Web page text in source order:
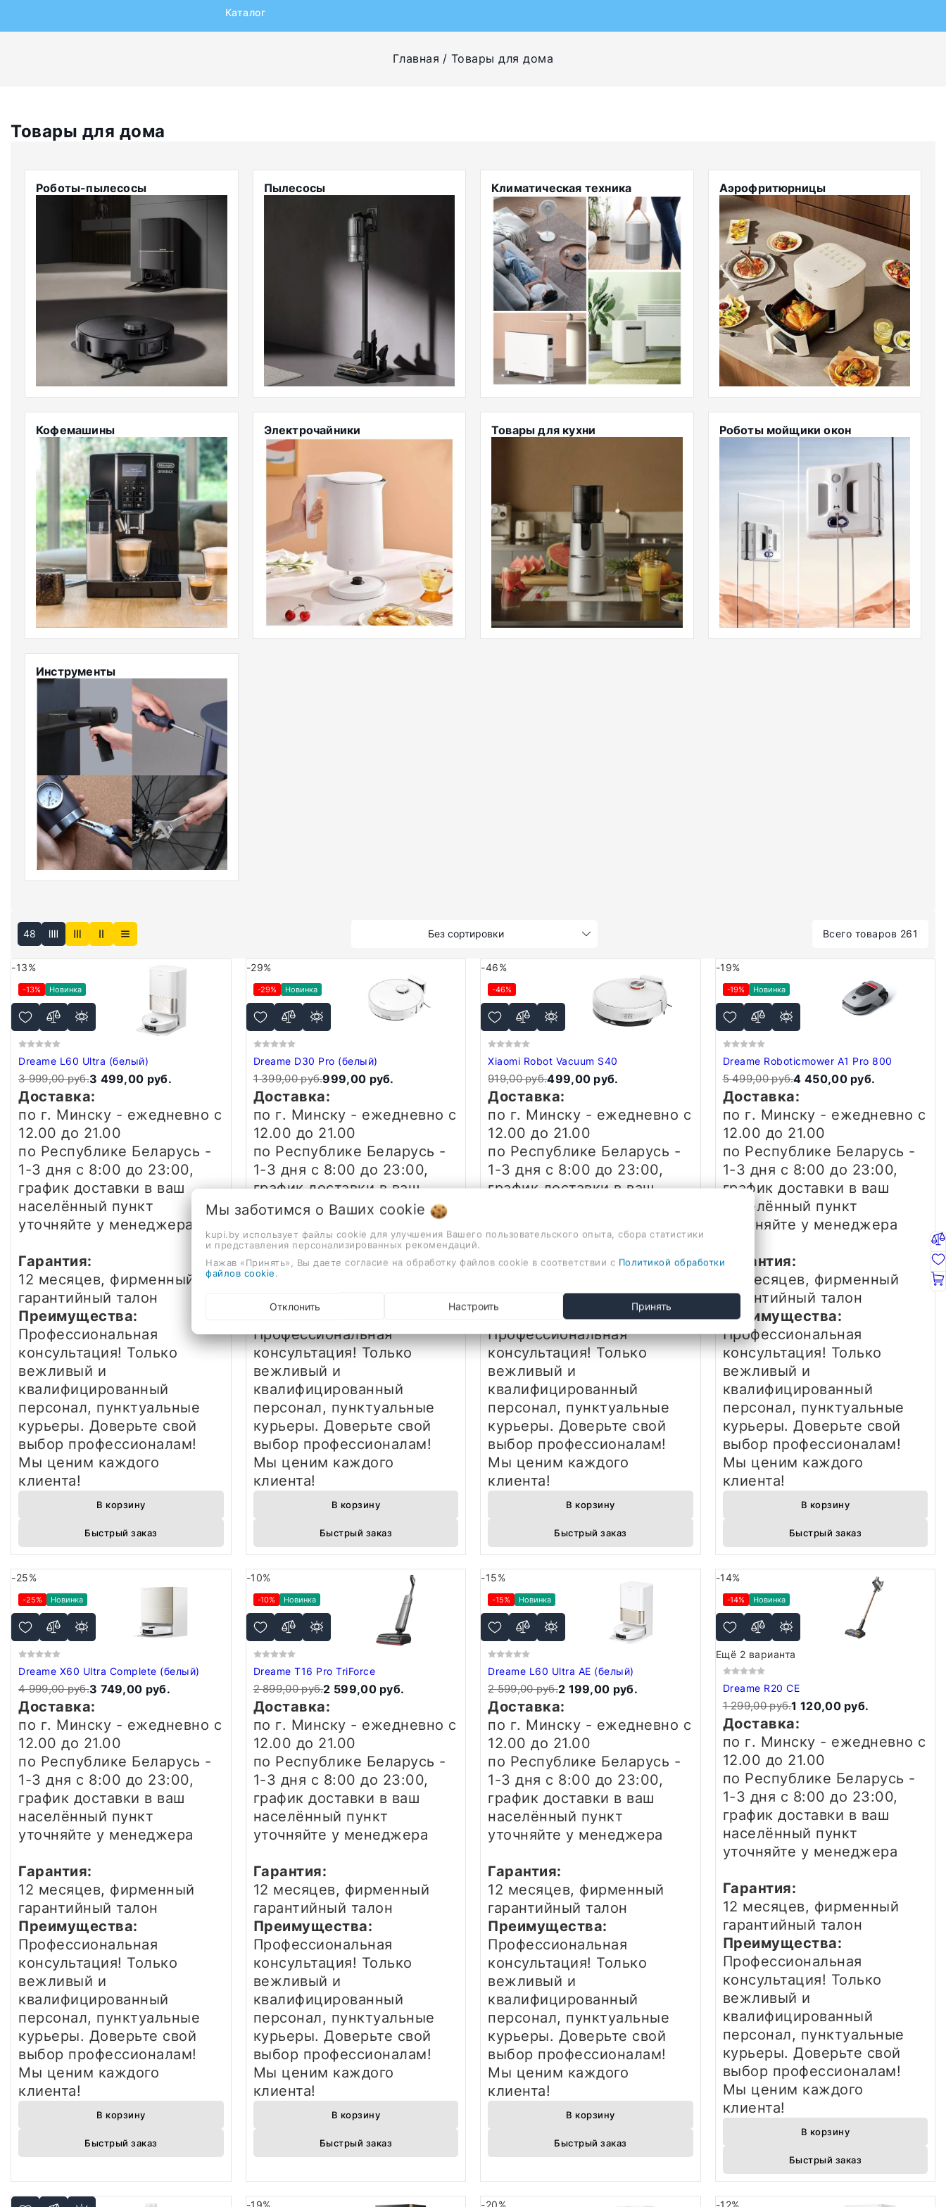
Каталог
Главная Товары для дома
Товары для дома
Роботы-пылесосы Пылесосы Климатическая техника Аэрофритюрницы
Кофемашины Электрочайники Товары для кухни Роботы мойщики окон
Инструменты
48 Без сортировки Всего товаров 261
-13%
-13% Новинка
Dreame L60 Ultra (белый)
3 999,00 руб.3 499,00 руб.
Доставка:
по г. Минску - ежедневно с
12.00 до 21.00
по Республике Беларусь -
1-3 дня с 8:00 до 23:00,
график доставки в ваш
населённый пункт
уточняйте у менеджера
Гарантия:
12 месяцев, фирменный
гарантийный талон
Преимущества:
Профессиональная
консультация! Только
вежливый и
квалифицированный
персонал, пунктуальные
курьеры. Доверьте свой
выбор профессионалам!
Мы ценим каждого
клиента!
В корзину
Быстрый заказ
-29%
-29% Новинка
Dreame D30 Pro (белый)
1 399,00 руб.999,00 руб.
Доставка:
по г. Минску - ежедневно с
12.00 до 21.00
по Республике Беларусь -
1-3 дня с 8:00 до 23:00,
график доставки в ваш
населённый пункт
Гарантия:
12 месяцев, фирменный
Преимущества:
Профессиональная
консультация! Только
вежливый и
квалифицированный
персонал, пунктуальные
курьеры. Доверьте свой
выбор профессионалам!
Мы ценим каждого
клиента!
В корзину
Быстрый заказ
-46%
-46%
Xiaomi Robot Vacuum S40
919,00 руб.499,00 руб.
Доставка:
по г. Минску - ежедневно с
12.00 до 21.00
по Республике Беларусь -
1-3 дня с 8:00 до 23:00,
график доставки в ваш
Гарантия:
гарантийный талон
Преимущества:
Профессиональная
консультация! Только
вежливый и
квалифицированный
персонал, пунктуальные
курьеры. Доверьте свой
выбор профессионалам!
Мы ценим каждого
клиента!
В корзину
Быстрый заказ
-19%
-19% Новинка
Dreame Roboticmower A1 Pro 800
5 499,00 руб.4 450,00 руб.
Доставка:
по г. Минску - ежедневно с
12.00 до 21.00
по Республике Беларусь -
1-3 дня с 8:00 до 23:00,
график доставки в ваш
населённый пункт
уточняйте у менеджера
Гарантия:
12 месяцев, фирменный
гарантийный талон
Преимущества:
Профессиональная
консультация! Только
вежливый и
квалифицированный
персонал, пунктуальные
курьеры. Доверьте свой
выбор профессионалам!
Мы ценим каждого
клиента!
В корзину
Быстрый заказ
-25%
-25% Новинка
Dreame X60 Ultra Complete (белый)
4 999,00 руб.3 749,00 руб.
Доставка:
по г. Минску - ежедневно с
12.00 до 21.00
по Республике Беларусь -
1-3 дня с 8:00 до 23:00,
график доставки в ваш
населённый пункт
уточняйте у менеджера
Гарантия:
12 месяцев, фирменный
гарантийный талон
Преимущества:
Профессиональная
консультация! Только
вежливый и
квалифицированный
персонал, пунктуальные
курьеры. Доверьте свой
выбор профессионалам!
Мы ценим каждого
клиента!
В корзину
Быстрый заказ
-10%
-10% Новинка
Dreame T16 Pro TriForce
2 899,00 руб.2 599,00 руб.
Доставка:
по г. Минску - ежедневно с
12.00 до 21.00
по Республике Беларусь -
1-3 дня с 8:00 до 23:00,
график доставки в ваш
населённый пункт
уточняйте у менеджера
Гарантия:
12 месяцев, фирменный
гарантийный талон
Преимущества:
Профессиональная
консультация! Только
вежливый и
квалифицированный
персонал, пунктуальные
курьеры. Доверьте свой
выбор профессионалам!
Мы ценим каждого
клиента!
В корзину
Быстрый заказ
-15%
-15% Новинка
Dreame L60 Ultra AE (белый)
2 599,00 руб.2 199,00 руб.
Доставка:
по г. Минску - ежедневно с
12.00 до 21.00
по Республике Беларусь -
1-3 дня с 8:00 до 23:00,
график доставки в ваш
населённый пункт
уточняйте у менеджера
Гарантия:
12 месяцев, фирменный
гарантийный талон
Преимущества:
Профессиональная
консультация! Только
вежливый и
квалифицированный
персонал, пунктуальные
курьеры. Доверьте свой
выбор профессионалам!
Мы ценим каждого
клиента!
В корзину
Быстрый заказ
-14%
-14% Новинка
Ещё 2 варианта
Dreame R20 CE
1 299,00 руб.1 120,00 руб.
Доставка:
по г. Минску - ежедневно с
12.00 до 21.00
по Республике Беларусь -
1-3 дня с 8:00 до 23:00,
график доставки в ваш
населённый пункт
уточняйте у менеджера
Гарантия:
12 месяцев, фирменный
гарантийный талон
Преимущества:
Профессиональная
консультация! Только
вежливый и
квалифицированный
персонал, пунктуальные
курьеры. Доверьте свой
выбор профессионалам!
Мы ценим каждого
клиента!
В корзину
Быстрый заказ
-19% -20% -12%
Мы заботимся о Ваших cookie
kupi.by использует файлы cookie для улучшения Вашего пользовательского опыта, сбора статистики
и представления персонализированных рекомендаций.
Нажав «Принять», Вы даете согласие на обработку файлов cookie в соответствии с Политикой обработки
файлов cookie.
Отклонить Настроить Принять